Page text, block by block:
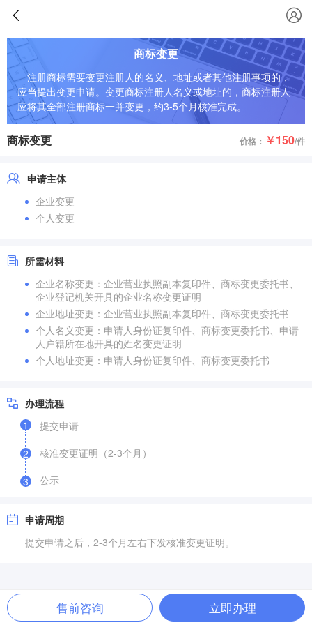
商标变更
注册商标需要变更注册人的名义、地址或者其他注册事项的，
应当提出变更申请。变更商标注册人名义或地址的，商标注册人
应将其全部注册商标一并变更，约3-5个月核准完成。
商标变更 价格： ￥150/件
申请主体
企业变更
个人变更
所需材料
企业名称变更：企业营业执照副本复印件、商标变更委托书、
企业登记机关开具的企业名称变更证明
企业地址变更：企业营业执照副本复印件、商标变更委托书
个人名义变更：申请人身份证复印件、商标变更委托书、申请
人户籍所在地开具的姓名变更证明
个人地址变更：申请人身份证复印件、商标变更委托书
办理流程
1
提交申请
2
核准变更证明（2-3个月）
3 公示
申请周期
提交申请之后，2-3个月左右下发核准变更证明。
售前咨询 立即办理